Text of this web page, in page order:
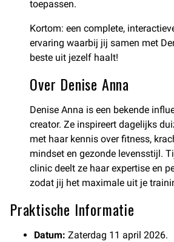
toepassen.
Kortom: een complete,
ervaring waarbij jij samen met
beste uit jezelf haalt!
Over Denise Anna
Denise Anna is een bekende
creator. Ze inspireert dagelijks
met haar kennis over fitness,
mindset en gezonde levensstijl.
clinic deelt ze haar expertise en
zodat jij het maximale uit je
Praktische Informatie
Datum: Zaterdag 11 april 2026.